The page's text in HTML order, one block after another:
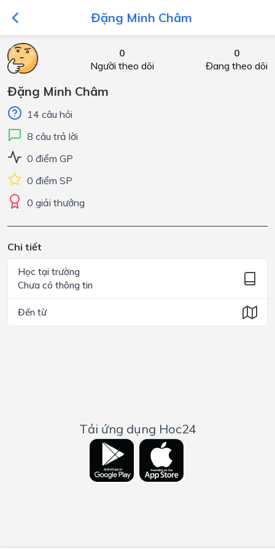
Đặng Minh Châm
0
Người theo dõi
0
Đang theo dõi
Đặng Minh Châm
14 câu hỏi
8 câu trả lời
0 điểm GP
0 điểm SP
0 giải thưởng
Chi tiết
Học tại trường
Chưa có thông tin
Đến từ
Tải ứng dụng Hoc24